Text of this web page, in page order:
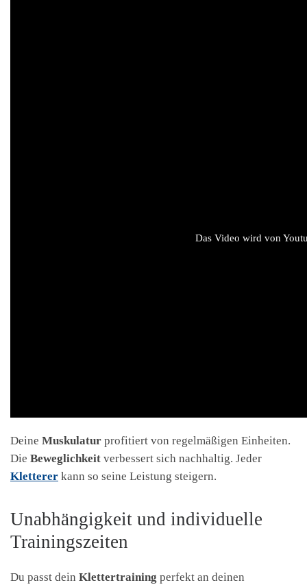
Das Video wird von
Deine Muskulatur profitiert von regelmäßigen Einheiten.
Die Beweglichkeit verbessert sich nachhaltig. Jeder
Kletterer kann so seine Leistung steigern.
Unabhängigkeit und individuelle
Trainingszeiten
Du passt dein Klettertraining perfekt an deinen